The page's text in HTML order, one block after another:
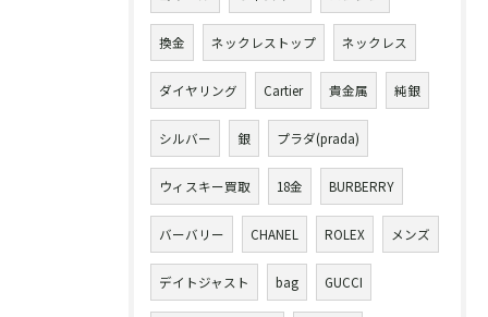
換金 ネックレストップ ネックレス
ダイヤリング Cartier 貴金属 純銀
シルバー 銀 プラダ(prada)
ウィスキー買取 18金 BURBERRY
バーバリー CHANEL ROLEX メンズ
デイトジャスト bag GUCCI